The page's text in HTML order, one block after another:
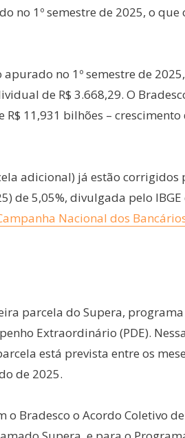
no 1º semestre de 2025, o que
no 1º semestre de
de R$ 3.668,29. O
11,931 bilhões – crescimento
adicional) já estão corrigidos
de 5,05%, divulgada pelo IBGE
Nacional dos
parcela do Supera,
Extraordinário (PDE).
está prevista entre os
de 2025.
o Bradesco o Acordo Coletivo